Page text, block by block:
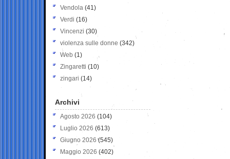
Vendola (41)
Verdi (16)
Vincenzi (30)
violenza sulle donne (342)
Web (1)
Zingaretti (10)
zingari (14)
Archivi
Agosto 2026 (104)
Luglio 2026 (613)
Giugno 2026 (545)
Maggio 2026 (402)